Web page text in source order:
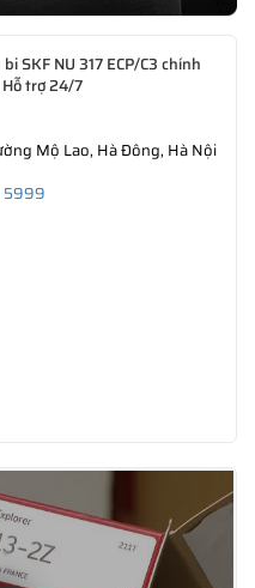
SKF NU 317 ECP/C3 chính
trợ 24/7
Mộ Lao, Hà Đông, Hà Nội